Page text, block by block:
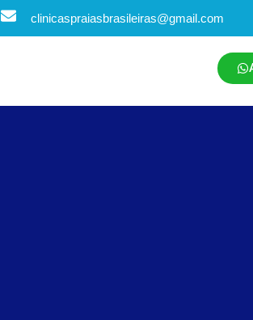
clinicaspraiasbrasileiras@gmail.com